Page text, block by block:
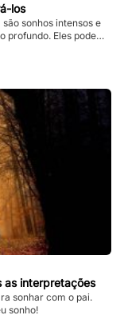
los
sonhos intensos e
profundo. Eles podem
bater forte, e a
Enquanto
as interpretações
sonhar com o pai.
sonho!